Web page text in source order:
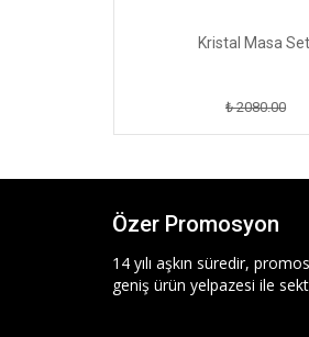
Kristal Masa
₺ 2080.00
Özer Promosyon
14 yılı aşkın süredir,
geniş ürün yelpazesi ile